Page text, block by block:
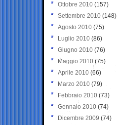
Ottobre 2010 (157)
Settembre 2010 (148)
Agosto 2010 (75)
Luglio 2010 (86)
Giugno 2010 (76)
Maggio 2010 (75)
Aprile 2010 (66)
Marzo 2010 (79)
Febbraio 2010 (73)
Gennaio 2010 (74)
Dicembre 2009 (74)